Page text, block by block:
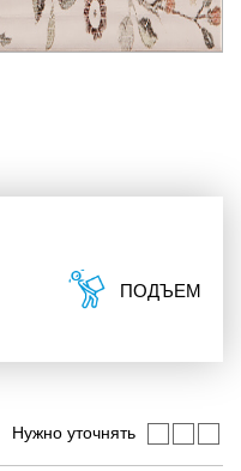
Нужно уточнять
ПОДЪЕМ